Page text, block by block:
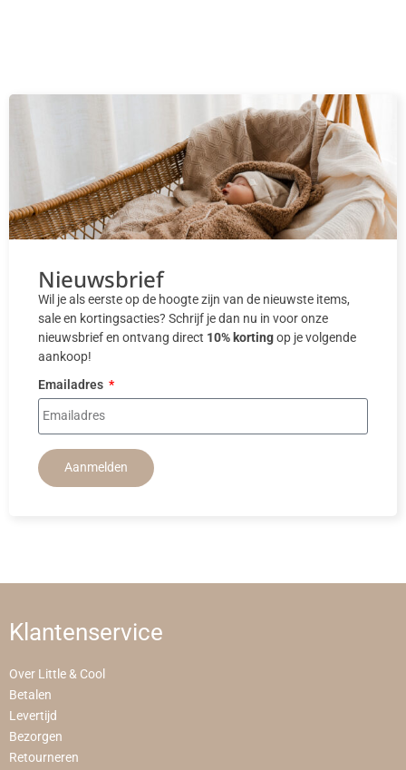
Nieuwsbrief
Wil je als eerste op de hoogte zijn van de nieuwste items,
sale en kortingsacties? Schrijf je dan nu in voor onze
nieuwsbrief en ontvang direct 10% kortingop je volgende
aankoop!
Emailadres
Aanmelden
Klantenservice
Over Little & Cool
Betalen
Levertijd
Bezorgen
Retourneren